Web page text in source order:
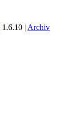
1.6.10 | Archiv